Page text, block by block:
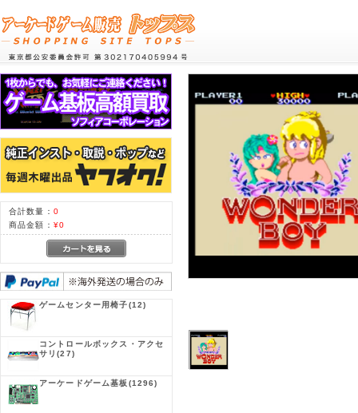
合計数量： 0
商品金額： ¥0
ゲームセンター用椅子(12)
コントロールボックス・アクセ
サリ(27)
アーケードゲーム基板 (1296)